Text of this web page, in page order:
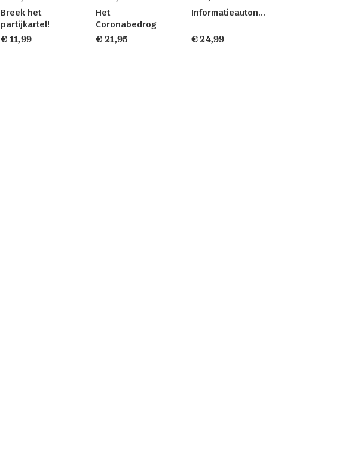
Breek het
partijkartel!
€ 11,99
Het
Coronabedrog
€ 21,95
Informatieautonomie
€ 24,99